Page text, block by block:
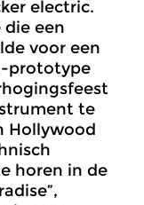
electric.
die een
voor een
prototype
te
Hollywood
horen in de